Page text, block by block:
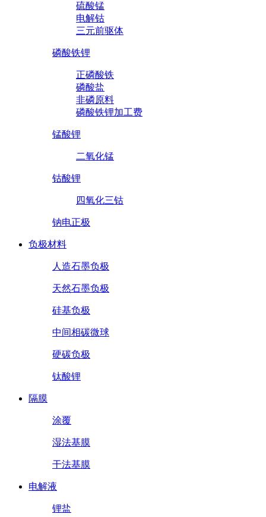
硫酸锰
电解钴
三元前驱体
磷酸铁锂
正磷酸铁
磷酸盐
非磷原料
磷酸铁锂加工费
锰酸锂
二氧化锰
钴酸锂
四氧化三钴
钠电正极
负极材料
人造石墨负极
天然石墨负极
硅基负极
中间相碳微球
硬碳负极
钛酸锂
隔膜
涂覆
湿法基膜
干法基膜
电解液
锂盐